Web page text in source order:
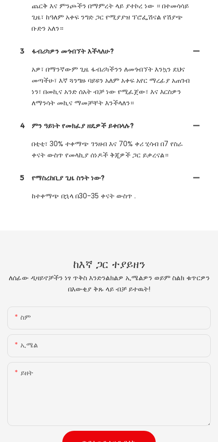
ጨርቅ እና ምንጮችን በማምረት ላይ ያተኮረ ነው ። በተመሳሳይ
ጊዜ፣ ከዓለም አቀፍ ንግድ ጋር የሚያያዝ ፕሮፌሽናል የሽያጭ
ቡድን አለን።
3 ፋብሪካዎን መጎብኘት እችላለሁ?
አዎ፣ በማንኛውም ጊዜ ፋብሪካችንን ለመጎብኘት እንኳን ደህና
መጣችሁ፣ እኛ ጓንግዙ ባይዩን አለም አቀፍ አየር ማረፊያ አጠገብ
ነን፣ በመኪና አንድ ሰአት ብቻ ነው የሚፈጀው፣ እና እርስዎን
ለማንሳት መኪና ማመቻቸት እንችላለን።
4 ምን ዓይነት የመክፈያ ዘዴዎች ይቀበላሉ?
በቲቲ፣ 30% ተቀማጭ ገንዘብ እና 70% ቀሪ ሂሳብ በ7 የስራ
ቀናት ውስጥ የመላኪያ ሰነዶች ቅጂዎች ጋር ይቃረናል።
5 የማስረከቢያ ጊዜ ስንት ነው?
ከተቀማጭ በኋላ በ30-35 ቀናት ውስጥ .
ከእኛ ጋር ተያይዘን
ለሰፊው ዲዛይኖቻችን ነፃ ጥቅስ እንድንልክልዎ ኢሜልዎን ወይም ስልክ ቁጥርዎን
በእውቂያ ቅጹ ላይ ብቻ ይተዉት!
ስም
ኢሜል
ይዘት